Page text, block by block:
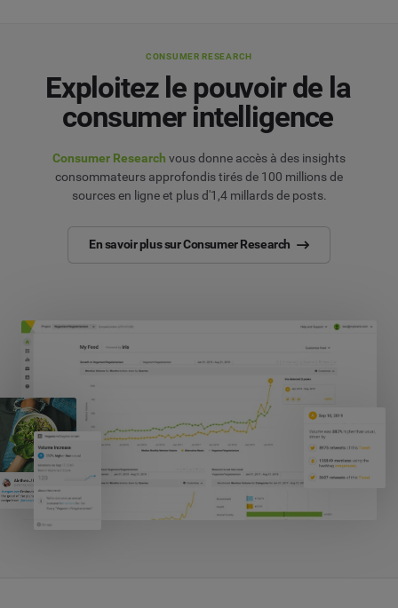
CONSUMER RESEARCH
Exploitez le pouvoir de la
consumer intelligence
Consumer Research vous donne accès à des insights
consommateurs approfondis tirés de 100 millions de
sources en ligne et plus d'1,4 millards de posts.
En savoir plus sur Consumer Research